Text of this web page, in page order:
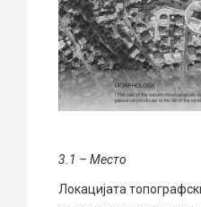
3.1 – Место
Локацијата